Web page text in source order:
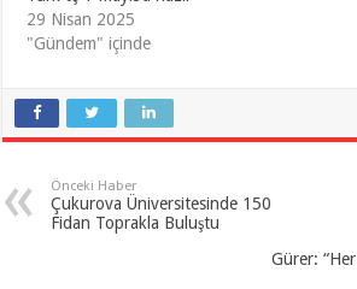
29 Nisan 2025
"Gündem" içinde
Önceki Haber
Çukurova Üniversitesinde 150
Fidan Toprakla Buluştu
Gürer: